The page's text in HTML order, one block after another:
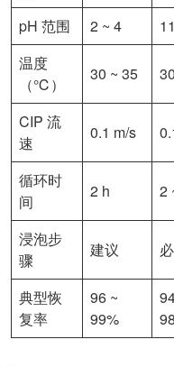
pH 范围
2 ~ 4
温度
（℃）
30 ~ 35
CIP 流
速
0.1 m/s
循环时
间
2 h 2
浸泡步
骤
建议
典型恢
复率
96 ~
99%